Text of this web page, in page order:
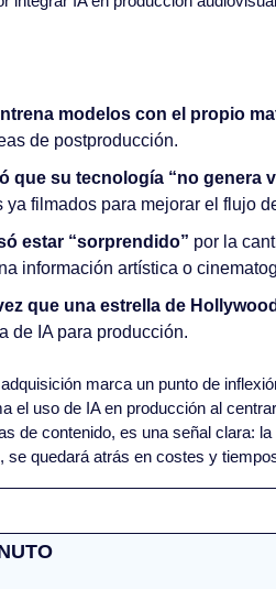
modelos con el propio
de postproducción.
que su tecnología “no genera
ya filmados para mejorar el flujo
estar “sorprendido” por la
información artística o
que una estrella de Hollywood
de IA para producción.
marca un punto de
el uso de IA en producción al
de contenido, es una señal clara:
se quedará atrás en costes y